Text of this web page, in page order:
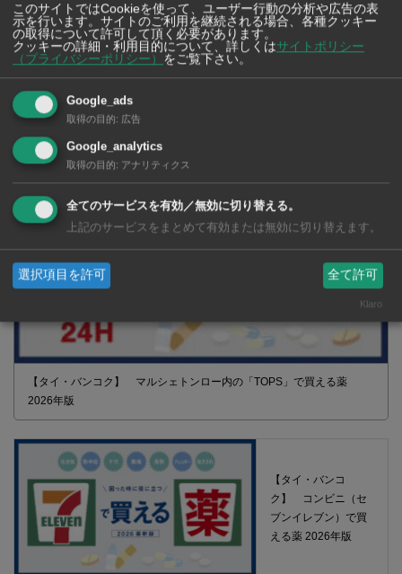
2026年版 タイの鉄道事情 電車でGO！
【タイ・バンコク】 マルシェトンロー内の「TOPS」で買える薬
2026年版
【タイ・バンコ
ク】 コンビニ（セ
ブンイレブン）で買
える薬 2026年版
このサイトではCookieを使って、ユーザー行動の分析や広告の表
示を行います。サイトのご利用を継続される場合、各種クッキー
の取得について許可して頂く必要があります。
クッキーの詳細・利用目的について、詳しくはサイトポリシー
（プライバシーポリシー）
をご覧下さい。
Google_ads
取得の目的: 広告
Google_analytics
取得の目的: アナリティクス
全てのサービスを有効／無効に切り替える。
上記のサービスをまとめて有効または無効に切り替えます。
選択項目を許可 全て許可
Klaro